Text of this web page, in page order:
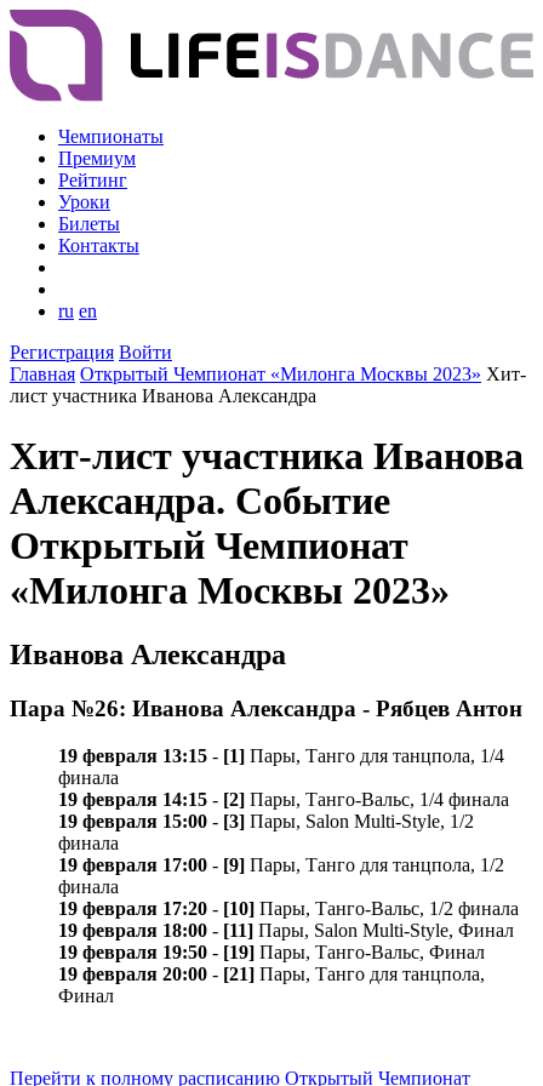
Чемпионаты
Премиум
Рейтинг
Уроки
Билеты
Контакты
ru en
Регистрация Войти
Главная Открытый Чемпионат «Милонга Москвы 2023» Хит-
лист участника Иванова Александра
Хит-лист участника Иванова
Александра. Событие
Открытый Чемпионат
«Милонга Москвы 2023»
Иванова Александра
Пара №26: Иванова Александра - Рябцев Антон
19 февраля 13:15 - [1] Пары, Танго для танцпола, 1/4
финала
19 февраля 14:15 - [2] Пары, Танго-Вальс, 1/4 финала
19 февраля 15:00 - [3] Пары, Salon Multi-Style, 1/2
финала
19 февраля 17:00 - [9] Пары, Танго для танцпола, 1/2
финала
19 февраля 17:20 - [10] Пары, Танго-Вальс, 1/2 финала
19 февраля 18:00 - [11] Пары, Salon Multi-Style, Финал
19 февраля 19:50 - [19] Пары, Танго-Вальс, Финал
19 февраля 20:00 - [21] Пары, Танго для танцпола,
Финал
Перейти к полному расписанию Открытый Чемпионат